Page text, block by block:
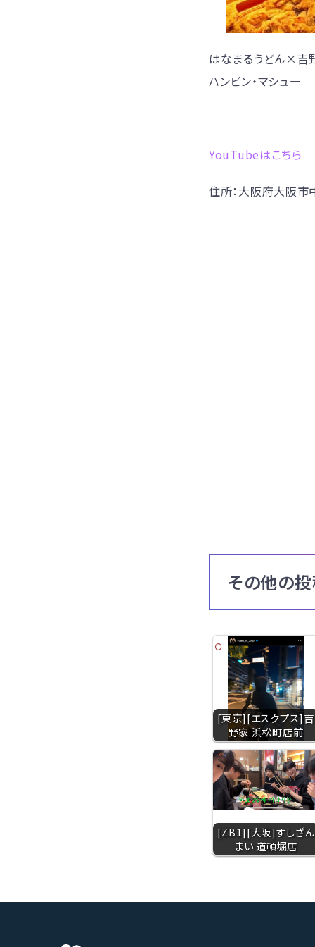
はなまるうどん×吉
ハンビン・マシュー
YouTubeはこちら
住所：大阪府大阪市
その他の
[東京][エスクプス]吉
野家 浜松町店前
[ZB1][大阪]すしざん
まい 道頓堀店